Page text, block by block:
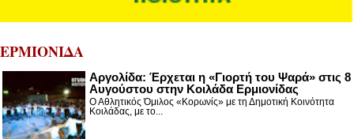
ΕΡΜΙΟΝΙΔΑ
Αργολίδα: Έρχεται η «Γιορτή του Ψαρά» στις 8
Αυγούστου στην Κοιλάδα Ερμιονίδας
Ο Αθλητικός Όμιλος «Κορωνίς» με τη Δημοτική Κοινότητα
Κοιλάδας, με το...